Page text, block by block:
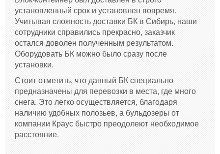
установленный срок и установлен вовремя.
Учитывая сложность доставки БК в Сибирь, наши
сотрудники справились прекрасно, заказчик
остался доволен полученным результатом.
Оборудовать БК можно было сразу после
установки.
Стоит отметить, что данный БК специально
предназначены для перевозки в места, где много
снега. Это легко осуществляется, благодаря
наличию удобных полозьев, а бульдозеры от
компании Краус быстро преодолеют необходимое
расстояние.